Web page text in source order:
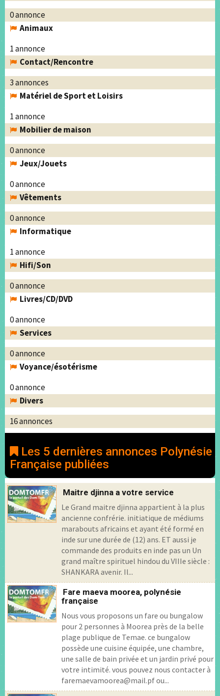
0 annonce
Animaux
1 annonce
Contact/Rencontre
3 annonces
Matériel de Sport et Loisirs
1 annonce
Mobilier de maison
0 annonce
Jeux/Jouets
0 annonce
Vêtements
0 annonce
Informatique
1 annonce
Hifi/Son
0 annonce
Livres/CD/DVD
0 annonce
Services
0 annonce
Voyance/ésotérisme
0 annonce
Divers
16 annonces
Les 5 dernières annonces Polynésie
Française publiées
Maitre djinna a votre service
Le Grand maitre djinna appartient à la plus
ancienne confrérie. initiatique de médiums
marabouts africains et ayant été formé en
inde sur une durée de (12) ans. ET aussi je
commande des produits en inde pas un Un
grand maître spirituel hindou du VIIIe siècle :
SHANKARA avenir. Il...
Fare maeva moorea, polynésie
française
Nous vous proposons un fare ou bungalow
pour 2 personnes à Moorea près de la belle
plage publique de Temae. ce bungalow
possède une cuisine équipée, une chambre,
une salle de bain privée et un jardin privé pour
votre intimité. vous pouvez nous contacter à
faremaevamoorea@mail.pf ou...